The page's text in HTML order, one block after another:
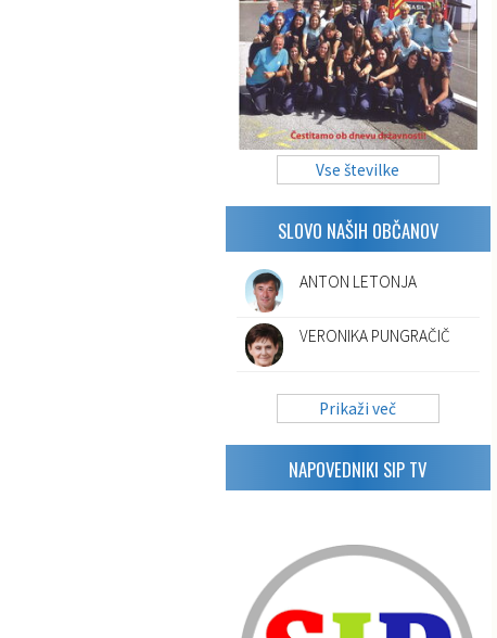
Vse številke
SLOVO NAŠIH OBČANOV
ANTON LETONJA
VERONIKA PUNGRAČIČ
Prikaži več
NAPOVEDNIKI SIP TV